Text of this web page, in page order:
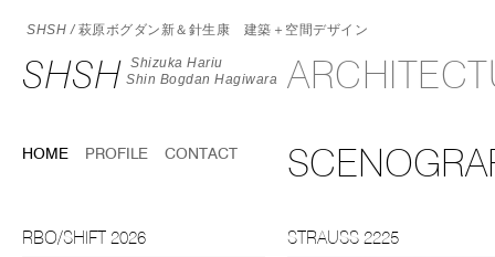
SHSH /萩原ボグダン新＆針生康 建築＋空間デザイン
SHSH Shizuka Hariu
Shin Bogdan Hagiwara
HOME PROFILE CONTACT
RBO/SHIFT 2026 STRAUSS 2225